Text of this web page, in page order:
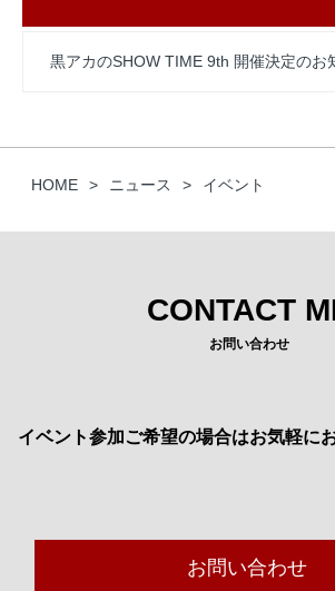
黒アカのSHOW TIME 9th 開催決定のお
HOME ニュース イベント
CONTACT
お問い合わせ
イベント参加ご希望の場合はお気軽に
お問い合わせ